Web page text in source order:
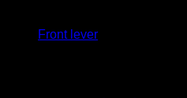
Front lever